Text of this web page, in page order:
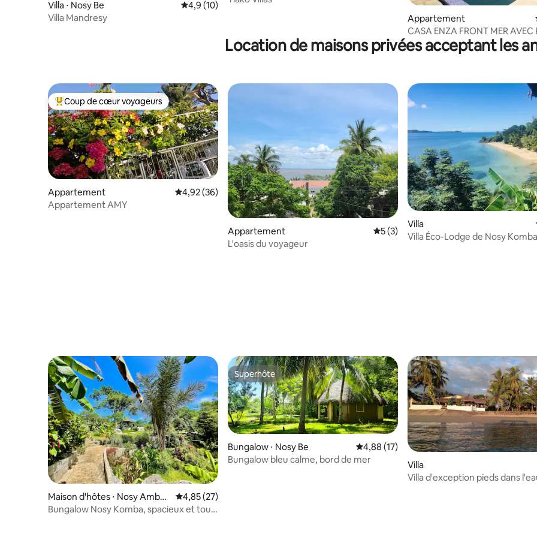
Villa ⋅ Nosy Be Évaluation moyenne sur la base de 10 commentaires : 4,9 sur 5
4,9 (10)
Villa Mandresy
Appartement
CASA ENZA FRONT MER AVEC
Location de maisons privées acceptant les
Coups de cœur voyageurs les plus appréciés
Coup de cœur voyageurs
Appartement Évaluation moyenne sur la base de 36 commentaires : 4,92 sur 5
4,92 (36)
Appartement AMY
Appartement Évaluation moyenne sur la base de 3
5 (3)
L'oasis du voyageur
Villa
Villa Éco-Lodge de Nosy Komba
Maison d'hôtes ⋅ Nosy Ambari
ovato
Évaluation moyenne sur la base de 27 commentaires : 4,85 sur 5
4,85 (27)
Bungalow Nosy Komba, spacieux et tout
Superhôte
Superhôte
Bungalow ⋅ Nosy Be Évaluation moyenne sur la base de 17
4,88 (17)
Bungalow bleu calme, bord de mer
Villa
Villa d'exception pieds dans